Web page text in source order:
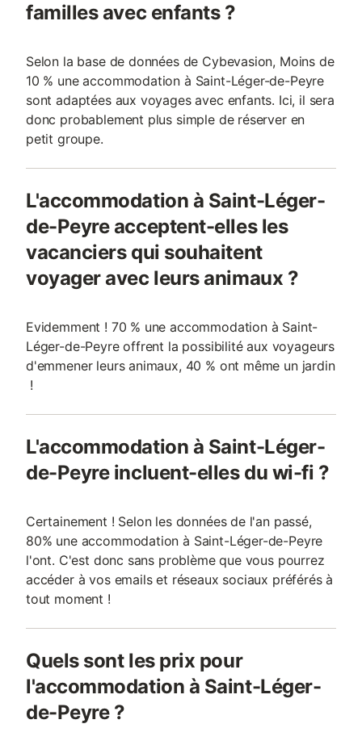
familles avec enfants ?
Selon la base de données de Cybevasion, Moins de
10 % une accommodation à Saint-Léger-de-Peyre
sont adaptées aux voyages avec enfants. Ici, il sera
donc probablement plus simple de réserver en
petit groupe.
L'accommodation à Saint-Léger-
de-Peyre acceptent-elles les
vacanciers qui souhaitent
voyager avec leurs animaux ?
Evidemment ! 70 % une accommodation à Saint-
Léger-de-Peyre offrent la possibilité aux voyageurs
d'emmener leurs animaux, 40 % ont même un jardin
!
L'accommodation à Saint-Léger-
de-Peyre incluent-elles du wi-fi ?
Certainement ! Selon les données de l'an passé,
80% une accommodation à Saint-Léger-de-Peyre
l'ont. C'est donc sans problème que vous pourrez
accéder à vos emails et réseaux sociaux préférés à
tout moment !
Quels sont les prix pour
l'accommodation à Saint-Léger-
de-Peyre ?